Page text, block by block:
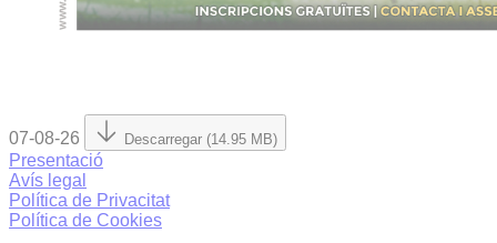
07-08-26 Descarregar (14.95 MB)
Presentació
Avís legal
Política de Privacitat
Política de Cookies